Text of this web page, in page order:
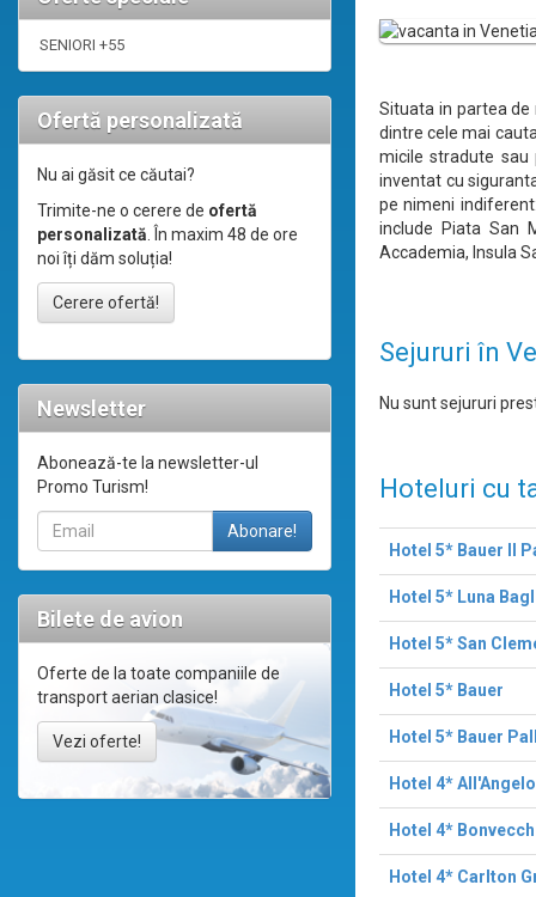
SENIORI +55
Ofertă personalizată
Nu ai găsit ce căutai?
Trimite-ne o cerere de ofertă
personalizată. În maxim 48 de ore
noi îți dăm soluția!
Cerere ofertă!
Newsletter
Abonează-te la newsletter-ul
Promo Turism!
Bilete de avion
Oferte de la toate companiile de
transport aerian clasice!
Vezi oferte!
Situata in partea de
dintre cele mai
micile stradute sau
inventat cu
pe nimeni
include Piata San
Accademia, Insula
Sejururi în
Nu sunt sejururi
Hoteluri cu
Hotel 5* Bauer Il
Hotel 5* Luna
Hotel 5* San
Hotel 5* Bauer
Hotel 5* Bauer
Hotel 4* All'Angelo
Hotel 4*
Hotel 4* Carlton